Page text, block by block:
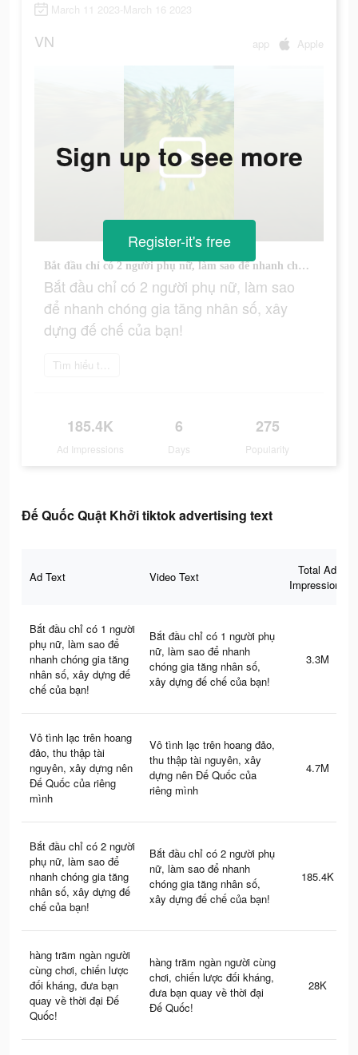
March 11 2023-March 16 2023
VN app Apple
Bắt đầu chỉ có 2 người phụ nữ, làm sao để nhanh chóng gia tăng nhân số, xây dựng đế chế của bạn!
Bắt đầu chỉ có 2 người phụ nữ, làm sao
để nhanh chóng gia tăng nhân số, xây
dựng đế chế của bạn!
Tìm hiểu thêm
185.4K
Ad Impressions
6
Days
275
Popularity
Sign up to see more
Register-it's free
Đế Quốc Quật Khởi tiktok advertising text
Ad Text Video Text
Total Ad
Impressions
Bắt đầu chỉ có 1 người
phụ nữ, làm sao để
nhanh chóng gia tăng
nhân số, xây dựng đế
chế của bạn!
Bắt đầu chỉ có 1 người phụ
nữ, làm sao để nhanh
chóng gia tăng nhân số,
xây dựng đế chế của bạn!
3.3M
Vô tình lạc trên hoang
đảo, thu thập tài
nguyên, xây dựng nên
Đế Quốc của riêng
mình
Vô tình lạc trên hoang đảo,
thu thập tài nguyên, xây
dựng nên Đế Quốc của
riêng mình
4.7M
Bắt đầu chỉ có 2 người
phụ nữ, làm sao để
nhanh chóng gia tăng
nhân số, xây dựng đế
chế của bạn!
Bắt đầu chỉ có 2 người phụ
nữ, làm sao để nhanh
chóng gia tăng nhân số,
xây dựng đế chế của bạn!
185.4K
hàng trăm ngàn người
cùng chơi, chiến lược
đối kháng, đưa bạn
quay về thời đại Đế
Quốc!
hàng trăm ngàn người cùng
chơi, chiến lược đối kháng,
đưa bạn quay về thời đại
Đế Quốc!
28K